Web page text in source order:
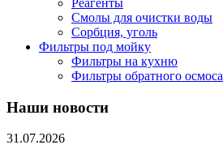
Реагенты
Смолы для очистки воды
Сорбция, уголь
Фильтры под мойку
Фильтры на кухню
Фильтры обратного осмоса
Наши новости
31.07.2026